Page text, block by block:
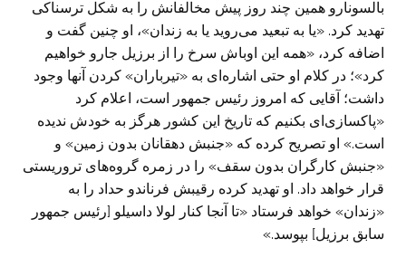
بالسونارو همین چند روز پیش مخالفانش را به شکل ترسناکی
تهدید کرد. «یا به تبعید می‌روید یا به زندان»، او چنین گفت و
اضافه کرد، «همه این اوباش سرخ را از برزیل جارو خواهیم
کرد»؛ در کلام او حتی اشاره‌ای به «تیرباران» کردن آنها وجود
داشت؛ آقایی که امروز رئیس‌ جمهور است، اعلام کرد
«پاکسازی‌ای بکنیم که تاریخ این کشور هرگز به خودش ندیده
است.» او تصریح کرده که «جنبش دهقانان بدون زمین» و
«جنبش کارگران بدون سقف» را در زمره گروه‌های تروریستی
قرار خواهد داد. او تهدید کرده رقیبش فرناندو حداد را به
«زندان» خواهد فرستاد «تا آنجا کنار لولا داسیلو [رئیس‌ جمهور
سابق برزیل] بپوسد.»